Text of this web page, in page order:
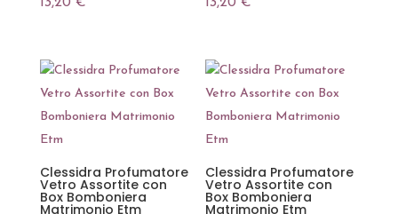
Clessidra Profumatore
Vetro Assortite con
Box Bomboniera
Matrimonio Etm
Clessidra Profumatore
Vetro Assortite con
Box Bomboniera
Matrimonio Etm